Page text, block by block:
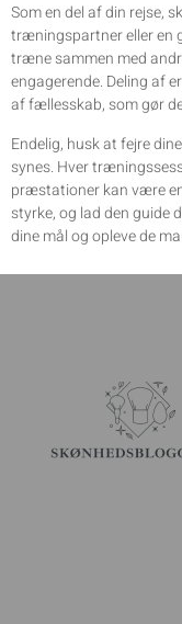
Som en del af din rejse,
træningspartner eller en
træne sammen med
engagerende. Deling af
af fællesskab, som gør
Endelig, husk at fejre
synes. Hver
præstationer kan være
styrke, og lad den guide
dine mål og opleve de